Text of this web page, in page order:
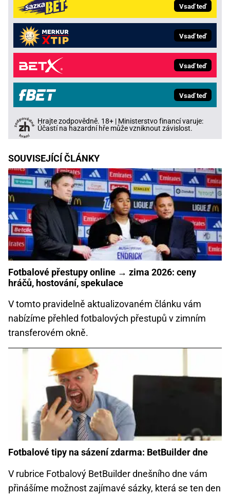
Vsaď teď
Vsaď teď
Vsaď teď
Vsaď teď
Hrajte zodpovědně. 18+ | Ministerstvo financí varuje:
Účastí na hazardní hře může vzniknout závislost.
SOUVISEJÍCÍ ČLÁNKY
Fotbalové přestupy online → zima 2026: ceny
hráčů, hostování, spekulace
V tomto pravidelně aktualizovaném článku vám
nabízíme přehled fotbalových přestupů v zimním
transferovém okně.
Fotbalové tipy na sázení zdarma: BetBuilder dne
V rubrice Fotbalový BetBuilder dnešního dne vám
přinášíme možnost zajímavé sázky, která se ten den